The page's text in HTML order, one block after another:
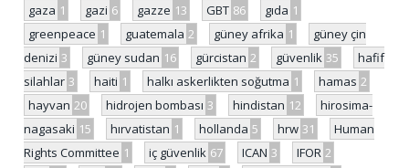
gaza 1 gazi 6 gazze 13 GBT 86 gıda 1
greenpeace 1 guatemala 2 güney afrika 1
güney çin
denizi 3 güney sudan 16 gürcistan 2 güvenlik 35
hafif
silahlar 3 haiti 1 halkı askerlikten soğutma 1 hamas 2
hayvan 20 hidrojen bombası 3 hindistan 12
hirosima-
nagasaki 15 hırvatistan 1 hollanda 5 hrw 31
Human
Rights Committee 1 iç güvenlik 67 ICAN 3 IFOR 2